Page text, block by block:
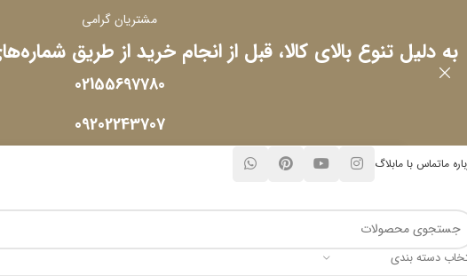
ماتماس با مابلاگ
دسته بندی
مشتریان گرامی
به دلیل تنوع بالای کالا، قبل از انجام خرید از طریق
02155697780
09202243707